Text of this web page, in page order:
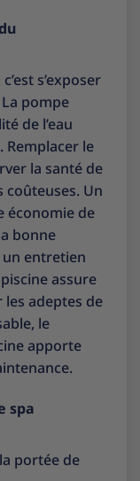
s’exposer
pompe
de l’eau
Remplacer le
la santé de
Un
économie de
bonne
entretien
assure
adeptes de
le
apporte
spa
portée de